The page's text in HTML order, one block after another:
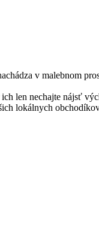
v malebnom
nechajte nájsť
lokálnych